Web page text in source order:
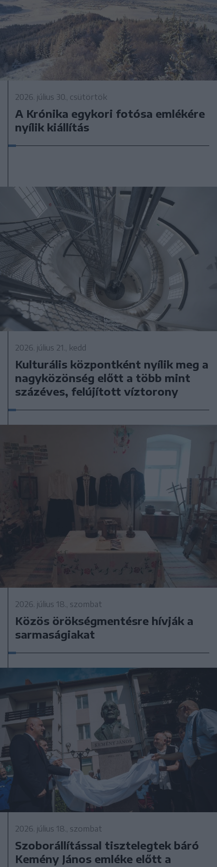
2026. július 30., csütörtök
A Krónika egykori fotósa emlékére
nyílik kiállítás
2026. július 21., kedd
Kulturális központként nyílik meg a
nagyközönség előtt a több mint
százéves, felújított víztorony
2026. július 18., szombat
Közös örökségmentésre hívják a
sarmaságiakat
2026. július 18., szombat
Szoborállítással tisztelegtek báró
Kemény János emléke előtt a